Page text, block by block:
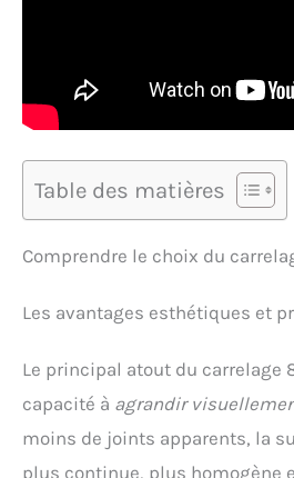
Table des matières
Comprendre le choix du
Les avantages esthétiques et
Le principal atout du carrelage
capacité à agrandir
moins de joints apparents, la
plus continue, plus homogène